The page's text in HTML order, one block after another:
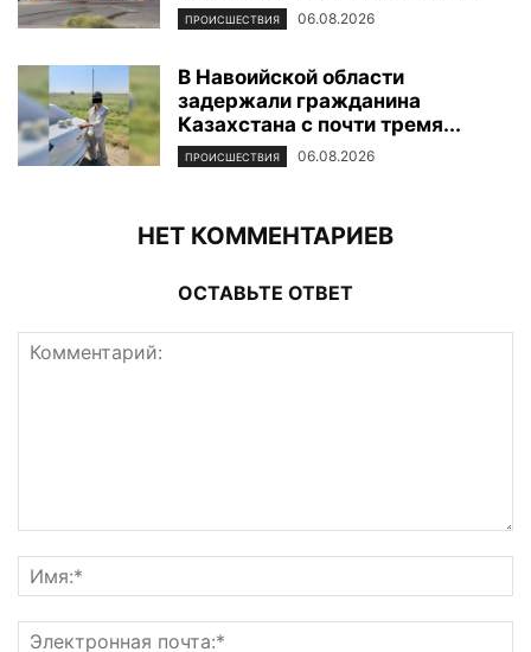
ПРОИСШЕСТВИЯ 06.08.2026
В Навоийской области
задержали гражданина
Казахстана с почти тремя...
ПРОИСШЕСТВИЯ 06.08.2026
НЕТ КОММЕНТАРИЕВ
ОСТАВЬТЕ ОТВЕТ